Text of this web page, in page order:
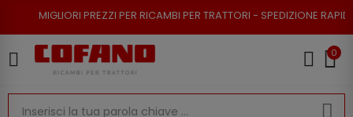
PREZZI PER RICAMBI PER TRATTORI - SPEDIZIONE RAPIDA - RESO
0